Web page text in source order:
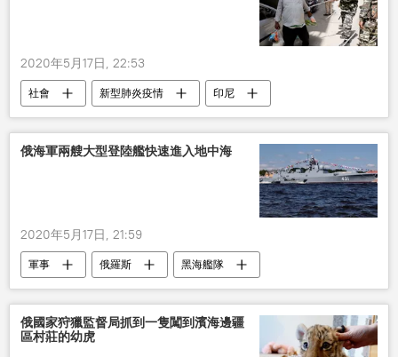
2020年5月17日, 22:53
社會 新型肺炎疫情
印尼
新冠病毒
隔離 延長
俄海軍兩艘大型登陸艦快速進入地中海
2020年5月17日, 21:59
軍事 俄羅斯
黑海艦隊
地中海
俄國家狩獵監督局抓到一隻闖到濱海邊疆
區村莊的幼虎